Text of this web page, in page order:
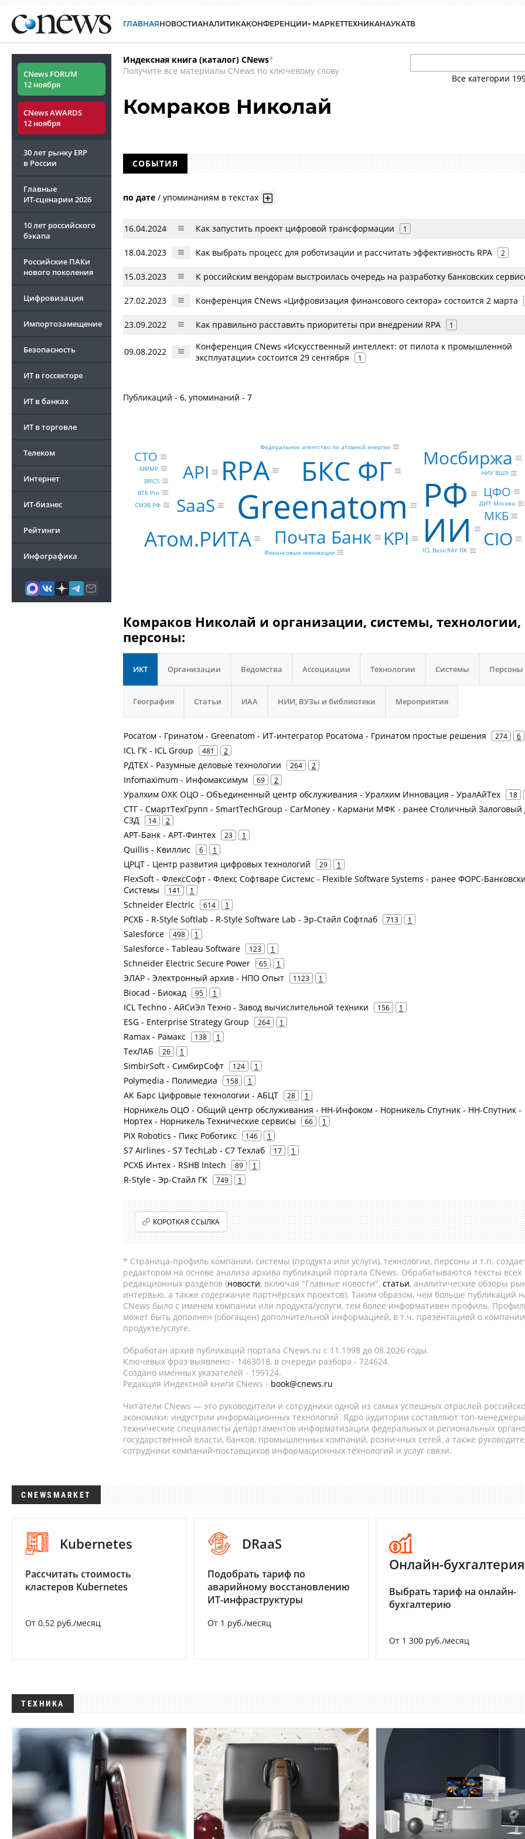
ГЛАВНАЯНОВОСТИАНАЛИТИКАКОНФЕРЕНЦИИ МАРКЕТТЕХНИКАНАУКАТВ
CNews FORUM
12 ноября
CNews AWARDS
12 ноября
30 лет рынку ERP
в России
Главные
ИТ-сценарии 2026
10 лет российского
бэкапа
Российские ПАКи
нового поколения
Цифровизация
Импортозамещение
Безопасность
ИТ в госсекторе
ИТ в банках
ИТ в торговле
Телеком
Интернет
ИТ-бизнес
Рейтинги
Инфографика
Индексная книга (каталог) CNews*
Получите все материалы CNews по ключевому слову
Все категории
Комраков Николай
СОБЫТИЯ
по дате / упоминаниям в текстах
16.04.2024 Как запустить проект цифровой трансформации 1
18.04.2023 Как выбрать процесс для роботизации и рассчитать эффективность RPA 2
15.03.2023 К российским вендорам выстроилась очередь на разработку банковских
27.02.2023 Конференция CNews «Цифровизация финансового сектора» состоится 2 марта
23.09.2022 Как правильно расставить приоритеты при внедрении RPA 1
09.08.2022
Конференция CNews «Искусственный интеллект: от пилота к промышленной
эксплуатации» состоится 29 сентября
1
Публикаций - 6, упоминаний - 7
Greenatom
ИИ
РФ
БКС ФГ
RPA
Атом.РИТА Почта Банк
Мосбиржа
API
SaaS
CIO
KPI
МКБ
ЦФО
CTO
ДИТ Москва
Федеральное агентство по атомной энергии
Финансовые инновации
ABPMP
BRICS
ICL BasicRAY ПК
ВТБ Pro
НИУ ВШЭ
СМЭВ РФ
Комраков Николай и организации, системы, технологии,
персоны:
ИКТ Организации Ведомства Ассоциации Технологии Системы Персоны
География Статьи ИАА НИИ, ВУЗы и библиотеки Мероприятия
Росатом - Гринатом - Greenatom - ИТ-интегратор Росатома - Гринатом простые решения 274 6
ICL ГК - ICL Group 481 2
РДТЕХ - Разумные деловые технологии 264 2
Infomaximum - Инфомаксимум 69 2
Уралхим ОХК ОЦО - Объединенный центр обслуживания - Уралхим Инновация - УралАйТех 18
СТГ - СмартТехГрупп - SmartTechGroup - CarMoney - Кармани МФК - ранее Столичный Залоговый
СЗД
14 2
АРТ-Банк - АРТ-Финтех 23 1
Quillis - Квиллис 6 1
ЦРЦТ - Центр развития цифровых технологий 29 1
FlexSoft - ФлексСофт - Флекс Софтваре Системс - Flexible Software Systems - ранее ФОРС-
Системы
141 1
Schneider Electric 614 1
РСХБ - R-Style Softlab - R-Style Software Lab - Эр-Стайл Софтлаб 713 1
Salesforce 498 1
Salesforce - Tableau Software 123 1
Schneider Electric Secure Power 65 1
ЭЛАР - Электронный архив - НПО Опыт 1123 1
Biocad - Биокад 95 1
ICL Techno - АйСиЭл Техно - Завод вычислительной техники 156 1
ESG - Enterprise Strategy Group 264 1
Ramax - Рамакс 138 1
ТехЛАБ 26 1
SimbirSoft - СимбирСофт 124 1
Polymedia - Полимедиа 158 1
АК Барс Цифровые технологии - АБЦТ 28 1
Норникель ОЦО - Общий центр обслуживания - НН-Инфоком - Норникель Спутник - НН-Спутник -
Нортех - Норникель Технические сервисы
66 1
PIX Robotics - Пикс Роботикс 146 1
S7 Airlines - S7 TechLab - С7 Техлаб 17 1
РСХБ Интех - RSHB Intech 89 1
R-Style - Эр-Стайл ГК 749 1
КОРОТКАЯ ССЫЛКА
* Страница-профиль компании, системы (продукта или услуги), технологии, персоны и т.п.
редактором на основе анализа архива публикаций портала CNews. Обрабатываются тексты всех
редакционных разделов (новости, включая "Главные новости", статьи, аналитические обзоры
интервью, а также содержание партнёрских проектов). Таким образом, чем больше публикаций
CNews было с именем компании или продукта/услуги, тем более информативен профиль.
может быть дополнен (обогащен) дополнительной информацией, в т.ч. презентацией о
продукте/услуге.
Обработан архив публикаций портала CNews.ru c 11.1998 до 08.2026 годы.
Ключевых фраз выявлено - 1463018, в очереди разбора - 724624.
Создано именных указателей - 199124.
Редакция Индексной книги CNews - book@cnews.ru
Читатели CNews — это руководители и сотрудники одной из самых успешных отраслей
экономики: индустрии информационных технологий. Ядро аудитории составляют топ-
технические специалисты департаментов информатизации федеральных и региональных
государственной власти, банков, промышленных компаний, розничных сетей, а также
сотрудники компаний-поставщиков информационных технологий и услуг связи.
CNEWSMARKET
Kubernetes
Рассчитать стоимость
кластеров Kubernetes
От 0.52 руб./месяц
DRaaS
Подобрать тариф по
аварийному восстановлению
ИТ-инфраструктуры
От 1 руб./месяц
Онлайн-бухгалтерия
Выбрать тариф на онлайн-
бухгалтерию
От 1 300 руб./месяц
ТЕХНИКА